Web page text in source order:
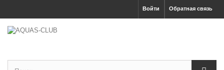
Обратная связь
Войти